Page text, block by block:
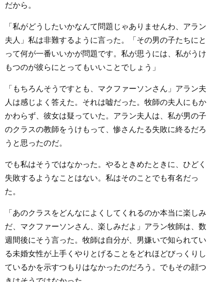
だから。
「私がどうしたいかなんて問題じゃありませんわ、アラン
夫人」私は非難するように言った。「その男の子たちにと
って何が一番いいかが問題です。私が思うには、私がうけ
もつのが彼らにとってもいいことでしょう」
「もちろんそうですとも、マクファーソンさん」アラン夫
人は感じよく答えた。それは嘘だった。牧師の夫人にもか
かわらず、彼女は疑っていた。アラン夫人は、私が男の子
のクラスの教師をうけもって、惨さんたる失敗に終るだろ
うと思ったのだ。
でも私はそうではなかった。やるときめたときに、ひどく
失敗するようなことはない。私はそのことでも有名だっ
た。
「あのクラスをどんなによくしてくれるのか本当に楽しみ
だ、マクファーソンさん、楽しみだよ」アラン牧師は、数
週間後にそう言った。牧師は自分が、男嫌いで知られてい
る未婚女性が上手くやりとげることをどれほどびっくりし
ているかを示すつもりはなかったのだろう。でもその顔つ